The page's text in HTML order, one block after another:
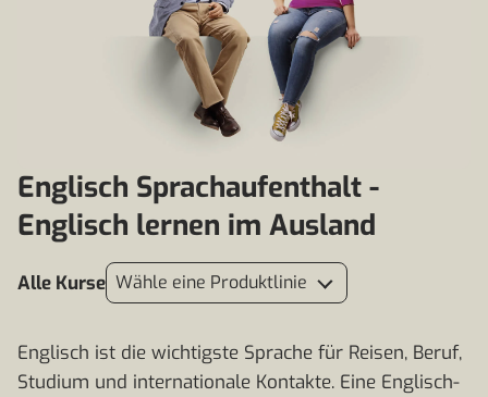
Englisch Sprachaufenthalt -
Englisch lernen im Ausland
Alle Kurse Wähle eine Produktlinie
Englisch ist die wichtigste Sprache für Reisen, Beruf,
Studium und internationale Kontakte. Eine Englisch-